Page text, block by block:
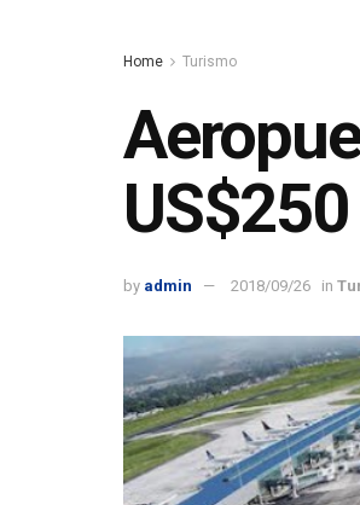
Home Turismo
by admin 2018/09/26 in